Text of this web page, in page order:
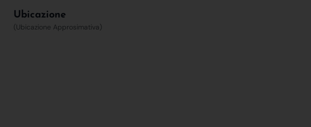
Ubicazione
(Ubicazione Approsimativa)